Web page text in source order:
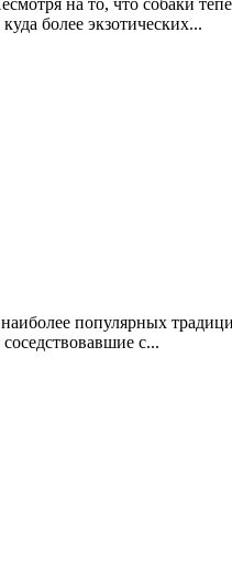
более экзотических...
популярных
с...